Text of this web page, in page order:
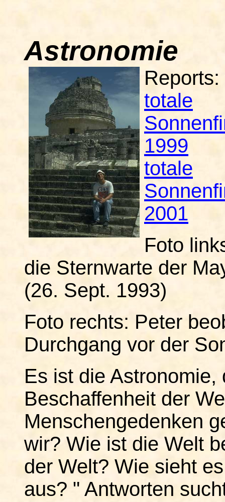
Astronomie
Reports:
totale
1999
totale
2001
Foto
die Sternwarte der
(26. Sept. 1993)
Foto rechts: Peter
Durchgang vor der
Es ist die
Beschaffenheit der
Menschengedenken
wir? Wie ist die Welt
der Welt? Wie sieht
aus? " Antworten